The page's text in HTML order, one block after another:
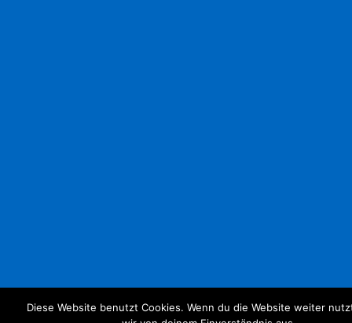
Diese Website benutzt Cookies. Wenn du die Website weiter